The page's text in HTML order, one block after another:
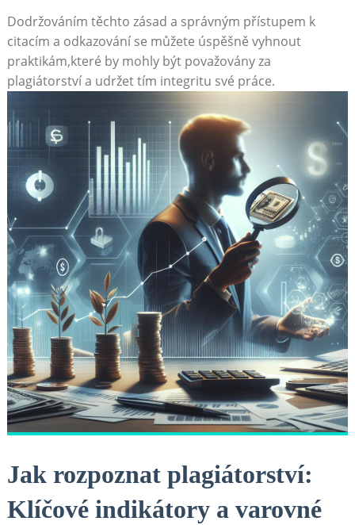
Dodržováním těchto zásad a správným přístupem k
citacím a odkazování se můžete úspěšně vyhnout
praktikám,které by mohly být považovány za
plagiátorství a udržet tím integritu své práce.
Jak rozpoznat plagiátorství:
Klíčové indikátory a varovné